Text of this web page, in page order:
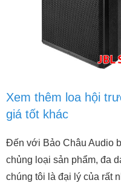
Xem thêm loa hội
giá tốt khác
Đến với Bảo Châu Audio
chủng loại sản phẩm, đa
chúng tôi là đại lý của rất